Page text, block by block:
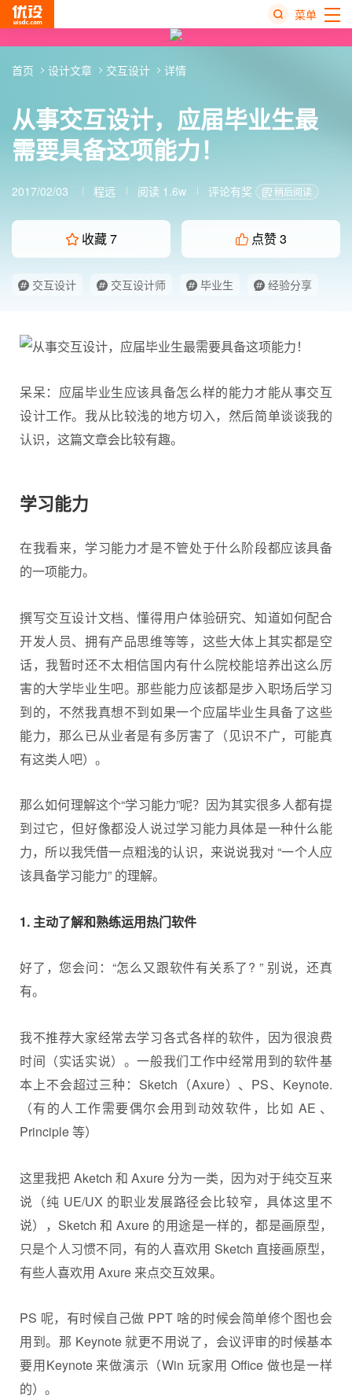
菜单
从事交互设计，应届毕业生最
需要具备这项能力！
2017/02/03 程远 阅读 1.6w 评论有奖 稍后阅读
收藏7 点赞3
交互设计 交互设计师 毕业生
经验分享
首页 设计文章 交互设计 详情
呆呆：应届毕业生应该具备怎么样的能力才能从事交互
设计工作。我从比较浅的地方切入，然后简单谈谈我的
认识，这篇文章会比较有趣。
学习能力
在我看来，学习能力才是不管处于什么阶段都应该具备
的一项能力。
撰写交互设计文档、懂得用户体验研究、知道如何配合
开发人员、拥有产品思维等等，这些大体上其实都是空
话，我暂时还不太相信国内有什么院校能培养出这么厉
害的大学毕业生吧。那些能力应该都是步入职场后学习
到的，不然我真想不到如果一个应届毕业生具备了这些
能力，那么已从业者是有多厉害了（见识不广，可能真
有这类人吧）。
那么如何理解这个“学习能力”呢？因为其实很多人都有提
到过它，但好像都没人说过学习能力具体是一种什么能
力，所以我凭借一点粗浅的认识，来说说我对 “一个人应
该具备学习能力” 的理解。
1. 主动了解和熟练运用热门软件
好了，您会问：“怎么又跟软件有关系了? ” 别说，还真
有。
我不推荐大家经常去学习各式各样的软件，因为很浪费
时间（实话实说）。一般我们工作中经常用到的软件基
本上不会超过三种：Sketch（Axure）、PS、Keynote.
（有的人工作需要偶尔会用到动效软件，比如 AE 、
Principle 等）
这里我把 Aketch 和 Axure 分为一类，因为对于纯交互来
说（纯 UE/UX 的职业发展路径会比较窄，具体这里不
说），Sketch 和 Axure 的用途是一样的，都是画原型，
只是个人习惯不同，有的人喜欢用 Sketch 直接画原型，
有些人喜欢用 Axure 来点交互效果。
PS 呢，有时候自己做 PPT 啥的时候会简单修个图也会
用到。那 Keynote 就更不用说了，会议评审的时候基本
要用Keynote 来做演示（Win 玩家用 Office 做也是一样
的）。